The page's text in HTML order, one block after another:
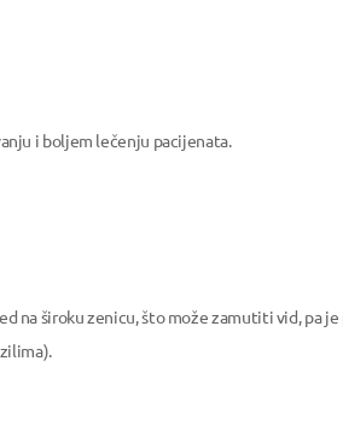
i boljem lečenju pacijenata.
na široku zenicu, što može zamutiti vid, pa